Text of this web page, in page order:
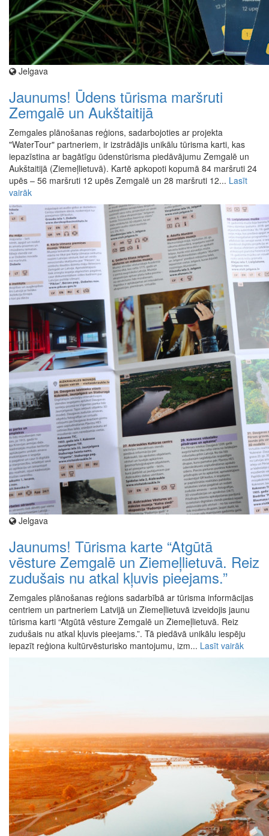
Jelgava
Jaunums! Ūdens tūrisma maršruti
Zemgalē un Aukštaitijā
Zemgales plānošanas reģions, sadarbojoties ar projekta
"WaterTour" partneriem, ir izstrādājis unikālu tūrisma karti, kas
iepazīstina ar bagātīgu ūdenstūrisma piedāvājumu Zemgalē un
Aukštaitijā (Ziemeļlietuvā). Kartē apkopoti kopumā 84 maršruti 24
upēs – 56 maršruti 12 upēs Zemgalē un 28 maršruti 12... Lasīt
vairāk
Jelgava
Jaunums! Tūrisma karte “Atgūtā
vēsture Zemgalē un Ziemeļlietuvā. Reiz
zudušais nu atkal kļuvis pieejams.”
Zemgales plānošanas reģions sadarbībā ar tūrisma informācijas
centriem un partneriem Latvijā un Ziemeļlietuvā izveidojis jaunu
tūrisma karti “Atgūtā vēsture Zemgalē un Ziemeļlietuvā. Reiz
zudušais nu atkal kļuvis pieejams.”. Tā piedāvā unikālu iespēju
iepazīt reģiona kultūrvēsturisko mantojumu, izm... Lasīt vairāk